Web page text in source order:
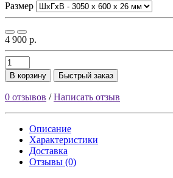
Размер
4 900 р.
В корзину Быстрый заказ
0 отзывов /Написать отзыв
Описание
Характеристики
Доставка
Отзывы (0)